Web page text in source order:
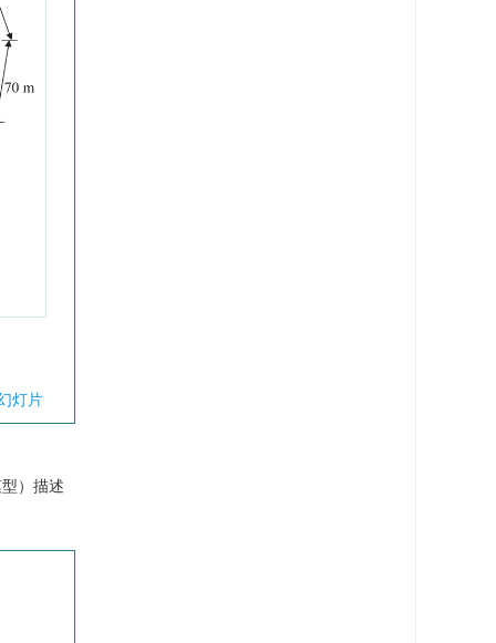
灯片
）描述